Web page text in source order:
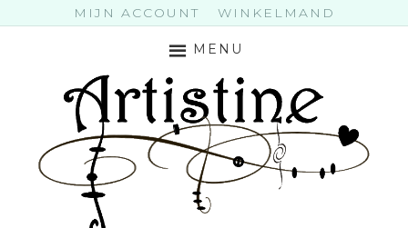
MIJN ACCOUNT WINKELMAND
MENU